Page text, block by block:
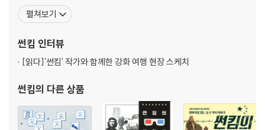
영국, 1차 대전에 참전하다
전쟁터에도 크리스마스는 찾아오고
무너지기 시작한 독일, 순무로 연명하다
멕시코도 1차 대전에 참전할 뻔했다고?
독일 황제, 도망가다!
는 ‘스토리텔링’ 능력 때문. 네이버 오디오클립 랭킹 1위를 달성한 [썬
킴의 세계사 완전정복]과 [썬킴의 한국사 완전정복]을 연재했고, 이
니다] 등에서 활약하고
펼쳐보기
썬킴 인터뷰
[읽다]'썬킴' 작가와 함께한 강화 여행 현장 스케치
썬킴의 다른 상품